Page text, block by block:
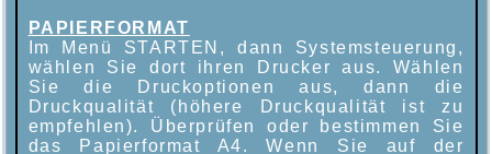
PAPIERFORMAT
Im Menü STARTEN, dann Systemsteuerung,
wählen Sie dort ihren Drucker aus. Wählen
Sie die Druckoptionen aus, dann die
Druckqualität (höhere Druckqualität ist zu
empfehlen). Überprüfen oder bestimmen Sie
das Papierformat A4. Wenn Sie auf der